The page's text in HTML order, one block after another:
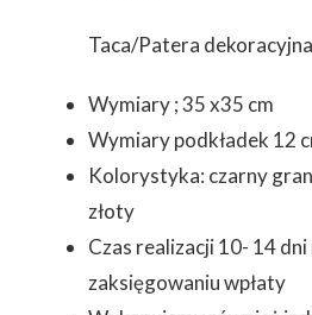
Taca/Patera dekoracyjna
Wymiary ; 35 x35 cm
Wymiary podkładek 12
Kolorystyka: czarny
złoty
Czas realizacji 10- 14
zaksięgowaniu wpłaty